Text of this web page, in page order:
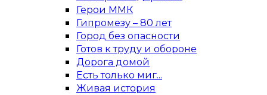
Герои ММК
Гипромезу – 80 лет
Город без опасности
Готов к труду и обороне
Дорога домой
Есть только миг...
Живая история